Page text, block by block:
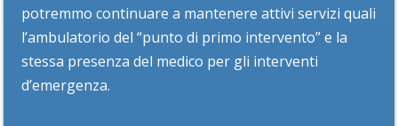
potremmo continuare a mantenere attivi servizi quali
l’ambulatorio del “punto di primo intervento” e la
stessa presenza del medico per gli interventi
d’emergenza.